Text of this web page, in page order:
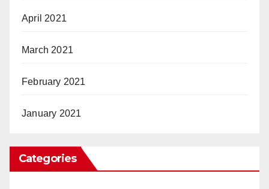
April 2021
March 2021
February 2021
January 2021
Categories